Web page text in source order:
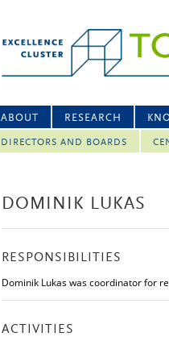
ABOUT RESEARCH
DIRECTORS AND BOARDS
DOMINIK LUKAS
RESPONSIBILITIES
Dominik Lukas was coordinator for
ACTIVITIES